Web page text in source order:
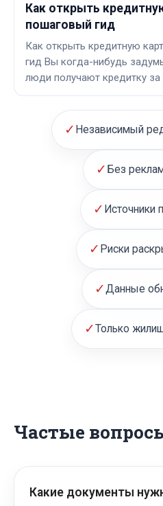
Как открыть
пошаговый гид
Как открыть кредитную
гид Вы когда-нибудь
люди получают кредитку
✓ Независимый
✓ Без
✓ Источники
✓ Риски
✓ Данные
✓Только
Частые
Какие документы